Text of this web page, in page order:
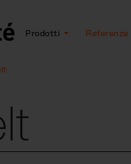
Prodotti Referenze